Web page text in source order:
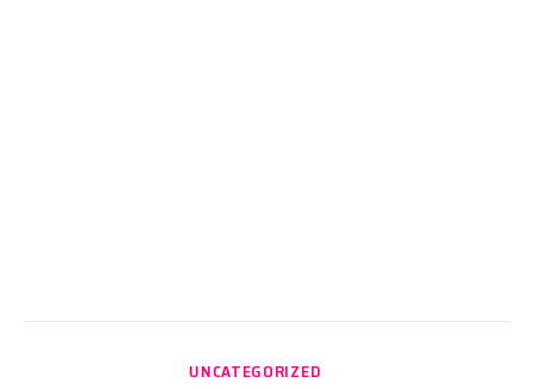
UNCATEGORIZED